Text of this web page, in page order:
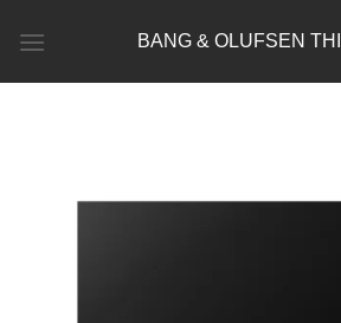
BANG & OLUFSEN